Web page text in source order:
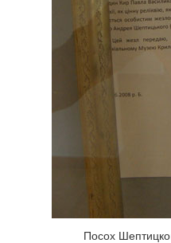
Посох